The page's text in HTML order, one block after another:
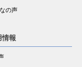
の声
情報